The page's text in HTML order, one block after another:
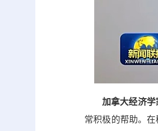
加拿大经济学
常积极的帮助。